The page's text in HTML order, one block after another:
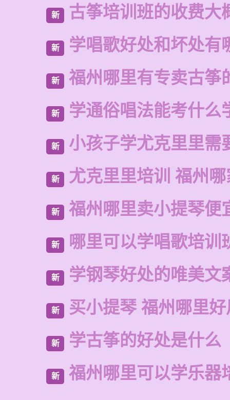
新 古筝培训班的收费大
新 学唱歌好处和坏处有
新 福州哪里有专卖古筝
新 学通俗唱法能考什么
新 小孩子学尤克里里需
新 尤克里里培训 福州
新 福州哪里卖小提琴便
新 哪里可以学唱歌培训
新 学钢琴好处的唯美文
新 买小提琴 福州哪里
新 学古筝的好处是什么
新 福州哪里可以学乐器